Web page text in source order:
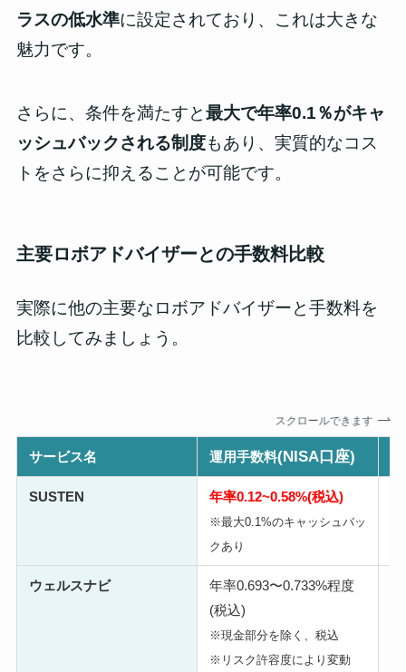
ラスの低水準に設定されており、これは大きな
魅力です。
さらに、条件を満たすと最大で年率0.1％がキャ
ッシュバックされる制度もあり、実質的なコス
トをさらに抑えることが可能です。
主要ロボアドバイザーとの手数料比較
実際に他の主要なロボアドバイザーと手数料を
比較してみましょう。
スクロールできます
サービス名 運用手数料(NISA口座)
SUSTEN 年率0.12~0.58%(税込)
※最大0.1%のキャッシュバッ
クあり
ウェルスナビ
年率0.693〜0.733%程度
(税込)
※現金部分を除く、税込
※リスク許容度により変動